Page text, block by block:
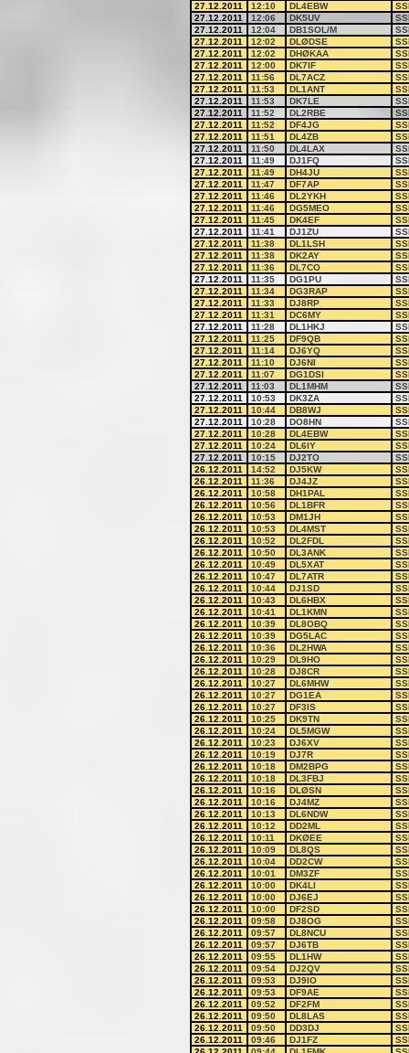
27.12.2011
12:10 DL4EBW
27.12.2011
12:06 DK5UV
27.12.2011
12:04 DB1SOL/M
27.12.2011
12:02 DLØDSE
27.12.2011
12:02 DHØKAA
27.12.2011
12:00 DK7IF
27.12.2011
11:56 DL7ACZ
27.12.2011
11:53 DL1ANT
27.12.2011
11:53 DK7LE
27.12.2011
11:52 DL2RBE
27.12.2011
11:52 DF4JG
27.12.2011
11:51 DL4ZB
27.12.2011
11:50 DL4LAX
27.12.2011
11:49 DJ1FQ
27.12.2011
11:49 DH4JU
27.12.2011
11:47 DF7AP
27.12.2011
11:46 DL2YKH
27.12.2011
11:46 DG5MEO
27.12.2011
11:45 DK4EF
27.12.2011
11:41 DJ1ZU
27.12.2011
11:38 DL1LSH
27.12.2011
11:38 DK2AY
27.12.2011
11:36 DL7CO
27.12.2011
11:35 DG1PU
27.12.2011
11:34 DG3RAP
27.12.2011
11:33 DJ8RP
27.12.2011
11:31 DC6MY
27.12.2011
11:28 DL1HKJ
27.12.2011
11:25 DF9QB
27.12.2011
11:14 DJ6YQ
27.12.2011
11:10 DJ6NI
27.12.2011
11:07 DG1DSI
27.12.2011
11:03 DL1MHM
27.12.2011
10:53 DK3ZA
27.12.2011
10:44 DB8WJ
27.12.2011
10:28 DO8HN
27.12.2011
10:28 DL4EBW
27.12.2011
10:24 DL6IY
27.12.2011
10:15 DJ2TO
26.12.2011
14:52 DJ5KW
26.12.2011
11:36 DJ4JZ
26.12.2011
10:58 DH1PAL
26.12.2011
10:56 DL1BFR
26.12.2011
10:53 DM1JH
26.12.2011
10:53 DL4MST
26.12.2011
10:52 DL2FDL
26.12.2011
10:50 DL3ANK
26.12.2011
10:49 DL5XAT
26.12.2011
10:47 DL7ATR
26.12.2011
10:44 DJ1SD
26.12.2011
10:43 DL6HBX
26.12.2011
10:41 DL1KMN
26.12.2011
10:39 DL8OBQ
26.12.2011
10:39 DG5LAC
26.12.2011
10:36 DL2HWA
26.12.2011
10:29 DL9HO
26.12.2011
10:28 DJ8CR
26.12.2011
10:27 DL6MHW
26.12.2011
10:27 DG1EA
26.12.2011
10:27 DF3IS
26.12.2011
10:25 DK9TN
26.12.2011
10:24 DL5MGW
26.12.2011
10:23 DJ6XV
26.12.2011
10:19 DJ7R
26.12.2011
10:18 DM2BPG
26.12.2011
10:18 DL3FBJ
26.12.2011
10:16 DLØSN
26.12.2011
10:16 DJ4MZ
26.12.2011
10:13 DL6NDW
26.12.2011
10:12 DD2ML
26.12.2011
10:11 DKØEE
26.12.2011
10:09 DL8QS
26.12.2011
10:04 DD2CW
26.12.2011
10:01 DM3ZF
26.12.2011
10:00 DK4LI
26.12.2011
10:00 DJ6EJ
26.12.2011
10:00 DF2SD
26.12.2011
09:58 DJ8OG
26.12.2011
09:57 DL8NCU
26.12.2011
09:57 DJ6TB
26.12.2011
09:55 DL1HW
26.12.2011
09:54 DJ2QV
26.12.2011
09:53 DJ9IO
26.12.2011
09:53 DF9AE
26.12.2011
09:52 DF2FM
26.12.2011
09:50 DL8LAS
26.12.2011
09:50 DD3DJ
26.12.2011
09:46 DJ1FZ